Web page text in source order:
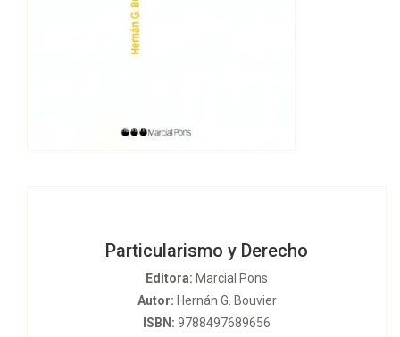
Particularismo y Derecho
Editora: Marcial Pons
Autor: Hernán G. Bouvier
ISBN: 9788497689656